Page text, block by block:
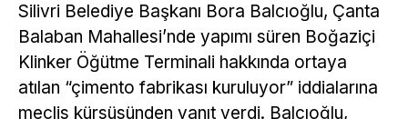
Silivri Belediye Başkanı Bora Balcıoğlu, Çanta
Balaban Mahallesi’nde yapımı süren Boğaziçi
Klinker Öğütme Terminali hakkında ortaya
atılan “çimento fabrikası kuruluyor” iddialarına
meclis kürsüsünden yanıt verdi. Balcıoğlu,